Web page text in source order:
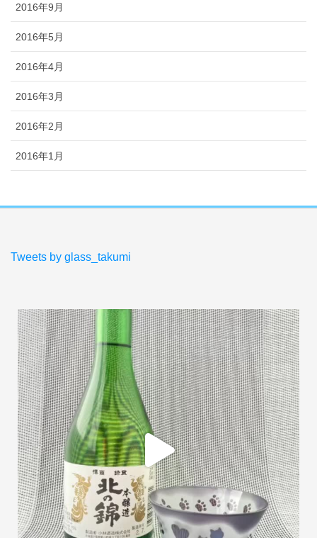
2016年9月
2016年5月
2016年4月
2016年3月
2016年2月
2016年1月
Tweets by glass_takumi